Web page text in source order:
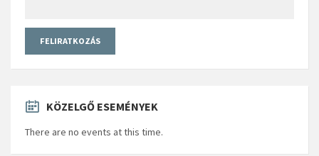
KÖZELGŐ ESEMÉNYEK
There are no events at this time.